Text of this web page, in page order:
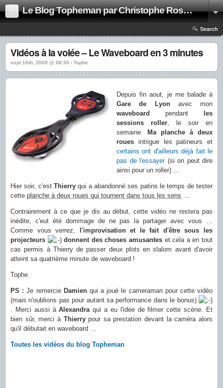
Le Blog Topheman par Christophe Rosset
Search
Vidéos à la volée – Le Waveboard en 3 minutes
sept 16th, 2009 @ 08:30 › Tophe
Depuis fin aout, je me balade à
Gare de Lyonavec mon
waveboard
pendant
les
sessions roller, le soir en
semaine.
Ma planche à deux
roues intrigue les patineurs et
certains ont d'ailleurs déjà fait le
pas de l'essayer(si on peut dire
ainsi pour un roller) …
Hier soir, c'est Thierry qui a abandonné ses patins le temps de tester
cette planche à deux roues qui tournent dans tous les sens …
Contrairement à ce que je dis au début, cette vidéo ne restera pas
inédite, c'eut été dommage de ne pas la partager avec vous …
Comme vous verrez,
l'improvisation et le fait d'être sous les
projecteurs
donnent des choses amusantes et cela a en tout
cas permis à Thierry de passer deux plots en slalom avant d'avoir
atteint sa quatrième minute de waveboard !
Tophe
PS : Je remercie Damienqui a joué le cameraman pour cette vidéo
(mais n'oublions pas pour autant sa performance dans le bonus)
. Merci aussi àAlexandraqui a eu l'idée de filmer cette scène. Et
bien sûr, merci à Thierrypour sa prestation devant la caméra alors
qu'il débutait en waveboard …
Toutes les vidéos du blog Topheman